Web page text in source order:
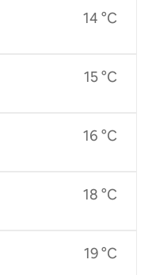
14 °C
15 °C
16 °C
18 °C
19 °C